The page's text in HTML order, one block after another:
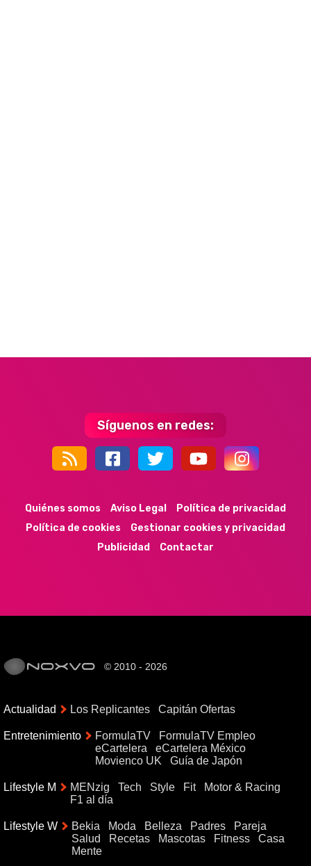
Síguenos en redes:
44k 9k 35k 352
Quiénes somos Aviso Legal
Política de privacidad
Política de cookies
Gestionar cookies y privacidad
Publicidad
Contactar
© 2010 - 2026
Actualidad Los Replicantes Capitán Ofertas
Entretenimiento FormulaTV
FormulaTV Empleo
eCartelera
eCartelera México
Movienco UK
Guía de Japón
Lifestyle M MENzig Tech Style Fit
Motor & Racing
F1 al día
Lifestyle W Bekia Moda Belleza Padres
Pareja
Salud
Recetas Mascotas Fitness
Casa
Mente